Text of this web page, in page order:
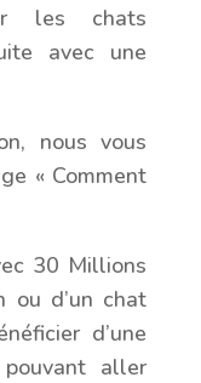
les chats
avec une
nous vous
« Comment
30 Millions
ou d’un chat
d’une
aller